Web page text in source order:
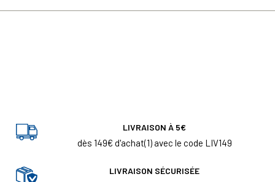
LIVRAISON À 5€
dès 149€ d'achat(1) avec le code LIV149
LIVRAISON SÉCURISÉE